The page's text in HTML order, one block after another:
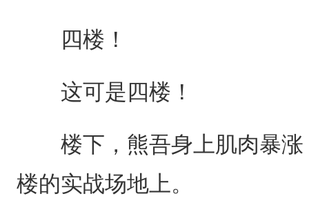
四楼！
这可是四楼！
楼下，熊吾身上肌肉暴涨
楼的实战场地上。